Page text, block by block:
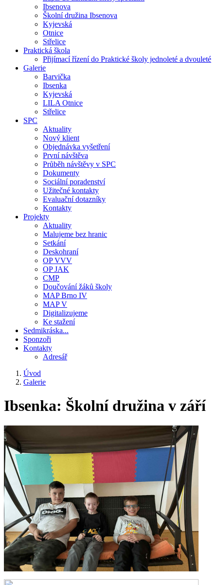
Ibsenova
Školní družina Ibsenova
Kyjevská
Otnice
Střelice
Praktická škola
Přijímací řízení do Praktické školy jednoleté a dvouleté
Galerie
Barvička
Ibsenka
Kyjevská
LILA Otnice
Střelice
SPC
Aktuality
Nový klient
Objednávka vyšetření
První návštěva
Průběh návštěvy v SPC
Dokumenty
Sociální poradenství
Užitečné kontakty
Evaluační dotazníky
Kontakty
Projekty
Aktuality
Malujeme bez hranic
Setkání
Deskohraní
OP VVV
OP JAK
CMP
Doučování žáků školy
MAP Brno IV
MAP V
Digitalizujeme
Ke stažení
Sedmikráska...
Sponzoři
Kontakty
Adresář
Drobečková
navigace
Úvod
Galerie
Ibsenka: Školní družina v září